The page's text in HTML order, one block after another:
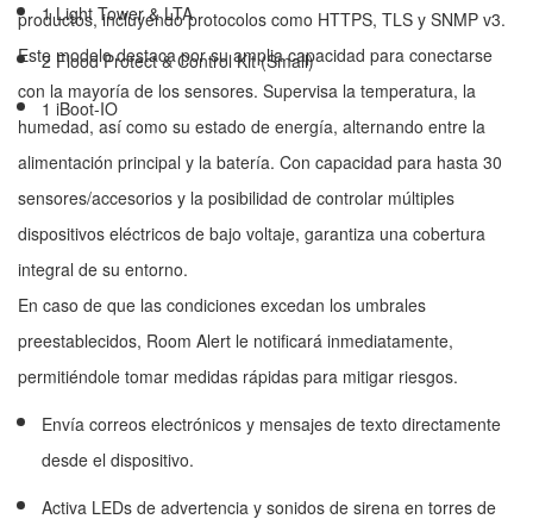
1 Light Tower & LTA
2 Flood Protect & Control Kit (Small)
1 iBoot-IO
productos, incluyendo protocolos como HTTPS, TLS y SNMP v3.
Este modelo destaca por su amplia capacidad para conectarse
con la mayoría de los sensores. Supervisa la temperatura, la
humedad, así como su estado de energía, alternando entre la
alimentación principal y la batería. Con capacidad para hasta 30
sensores/accesorios y la posibilidad de controlar múltiples
dispositivos eléctricos de bajo voltaje, garantiza una cobertura
integral de su entorno.
En caso de que las condiciones excedan los umbrales
preestablecidos, Room Alert le notificará inmediatamente,
permitiéndole tomar medidas rápidas para mitigar riesgos.
Envía correos electrónicos y mensajes de texto directamente
desde el dispositivo.
Activa LEDs de advertencia y sonidos de sirena en torres de